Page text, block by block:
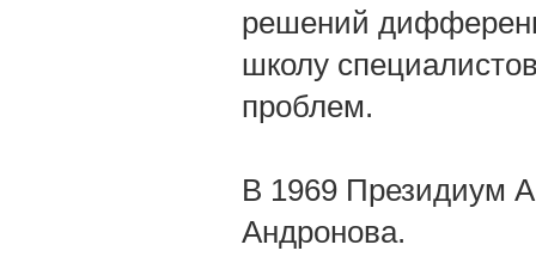
решений
школу
проблем.
В 1969 Президиум
Андронова.